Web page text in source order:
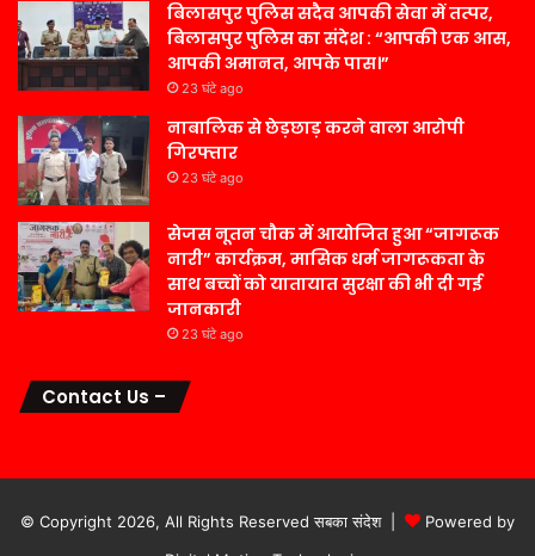
बिलासपुर पुलिस सदैव आपकी सेवा में तत्पर,
बिलासपुर पुलिस का संदेश : “आपकी एक आस,
आपकी अमानत, आपके पास।”
23 घंटे ago
नाबालिक से छेड़छाड़ करने वाला आरोपी
गिरफ्तार
23 घंटे ago
सेजस नूतन चौक में आयोजित हुआ “जागरूक
नारी” कार्यक्रम, मासिक धर्म जागरूकता के
साथ बच्चों को यातायात सुरक्षा की भी दी गई
जानकारी
23 घंटे ago
Contact Us –
© Copyright 2026, All Rights Reserved सबका संदेश |
Powered by